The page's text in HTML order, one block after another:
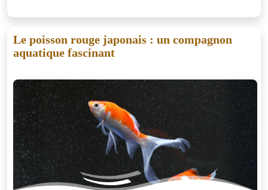
Le poisson rouge japonais : un compagnon
aquatique fascinant